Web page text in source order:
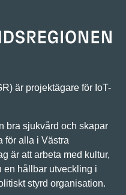
är projektägare för IoT-
bra sjukvård och skapar
för alla i Västra
är att arbeta med kultur,
en hållbar utveckling i
styrd organisation.